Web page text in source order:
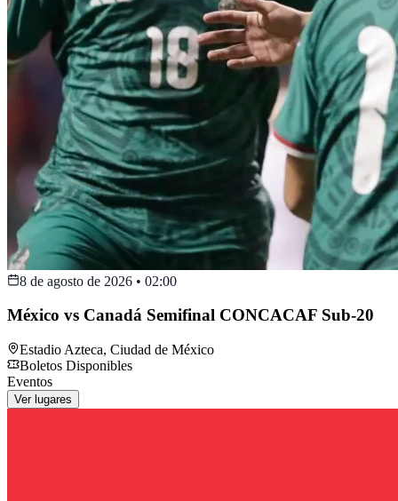
8 de agosto de 2026 • 02:00
México vs Canadá Semifinal CONCACAF Sub-20
Estadio Azteca, Ciudad de México
Boletos Disponibles
Eventos
Ver lugares